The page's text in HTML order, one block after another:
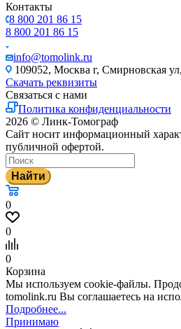
Контакты
8 800 201 86 15
8 800 201 86 15
info@tomolink.ru
109052, Москва г, Смирновская
Скачать реквизиты
Связаться с нами
Политика конфиденциальности
2026 © Линк-Томограф
Сайт носит информационный
публичной офертой.
Найти
0
0
0
Корзина
Мы используем cookie-файлы.
tomolink.ru Вы соглашаетесь на
Подробнее...
Принимаю